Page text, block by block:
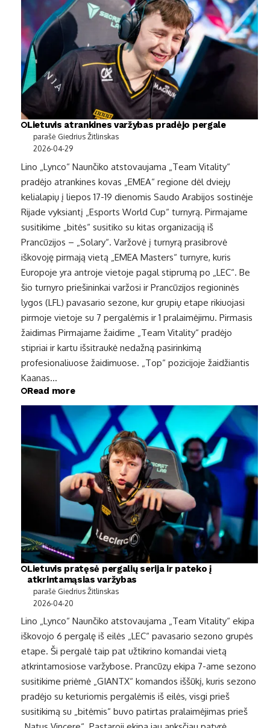
Lietuvis atrankines varžybas pradėjo pergale
parašė Giedrius Žitlinskas
2026-04-29
Lino „Lynco“ Naunčiko atstovaujama „Team Vitality“
pradėjo atrankines kovas „EMEA“ regione dėl dviejų
kelialapių į liepos 17-19 dienomis Saudo Arabijos sostinėje
Rijade vyksiantį „Esports World Cup“ turnyrą. Pirmajame
susitikime „bitės“ susitiko su kitas organizaciją iš
Prancūzijos – „Solary“. Varžovė į turnyrą prasibrovė
iškovoję pirmają vietą „EMEA Masters“ turnyre, kuris
Europoje yra antroje vietoje pagal stiprumą po „LEC“. Be
šio turnyro priešininkai varžosi ir Prancūzijos regioninės
lygos (LFL) pavasario sezone, kur grupių etape rikiuojasi
pirmoje vietoje su 7 pergalėmis ir 1 pralaimėjimu. Pirmasis
žaidimas Pirmajame žaidime „Team Vitality“ pradėjo
stipriai ir kartu išsitraukė nedažną pasirinkimą
profesionaliuose žaidimuose. „Top“ pozicijoje žaidžiantis
Kaanas…
Read more
Lietuvis pratęsė pergalių serija ir pateko į
atkrintamąsias varžybas
parašė Giedrius Žitlinskas
2026-04-20
Lino „Lynco“ Naunčiko atstovaujama „Team Vitality“ ekipa
iškovojo 6 pergalę iš eilės „LEC“ pavasario sezono grupės
etape. Ši pergalė taip pat užtikrino komandai vietą
atkrintamosiose varžybose. Prancūzų ekipa 7-ame sezono
susitikime priėmė „GIANTX“ komandos iššūkį, kuris sezono
pradėjo su keturiomis pergalėmis iš eilės, visgi prieš
susitikimą su „bitėmis“ buvo patirtas pralaimėjimas prieš